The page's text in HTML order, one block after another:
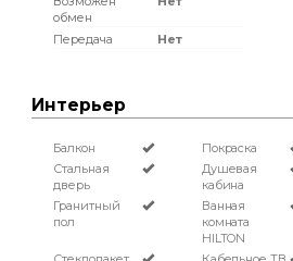
обмен
Передача Нет
Интерьер
Балкон
Покраска
Стальная
дверь
Душевая
кабина
Гранитный
пол
Ванная
комната
HILTON